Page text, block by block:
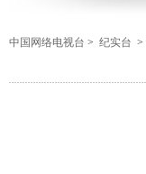
中国网络电视台 > 纪实台 >